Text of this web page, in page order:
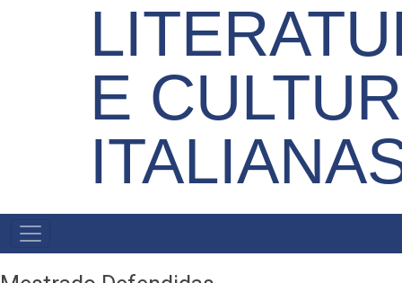
E
NAVEGAÇÃO
PRINCIPAL